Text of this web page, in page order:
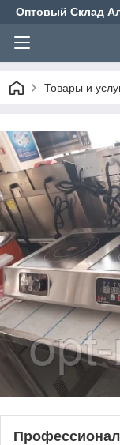
Оптовый Склад
Товары и